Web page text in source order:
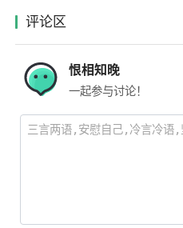
评论区
恨相知晚
一起参与讨论！